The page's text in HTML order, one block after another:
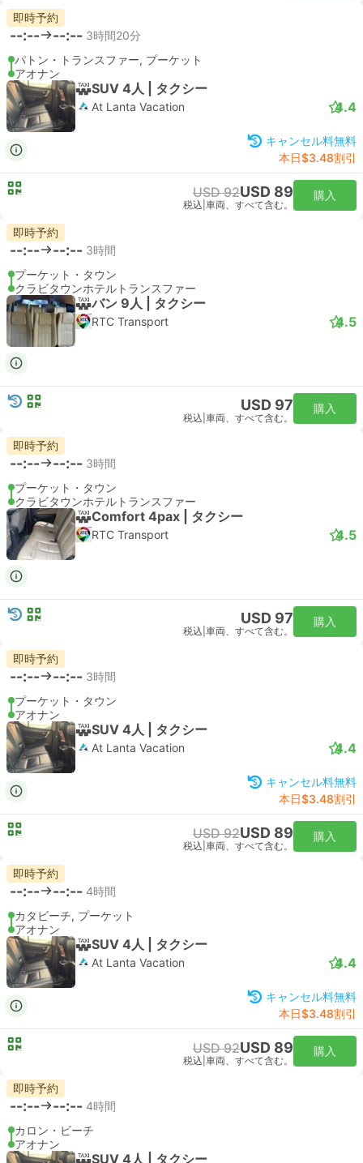
即時予約
--:-- --:-- 3時間20分
パトン・トランスファー, プーケット
アオナン
SUV 4人 | タクシー
At Lanta Vacation 4.4
キャンセル料無料
本日$3.48割引
USD 92USD 89
税込 車両、すべて含む。
購入
即時予約
--:-- --:-- 3時間
プーケット・タウン
クラビタウンホテルトランスファー
バン 9人 | タクシー
RTC Transport 4.5
USD 97
税込 車両、すべて含む。
購入
即時予約
--:-- --:-- 3時間
プーケット・タウン
クラビタウンホテルトランスファー
Comfort 4pax | タクシー
RTC Transport 4.5
USD 97
税込 車両、すべて含む。
購入
即時予約
--:-- --:-- 3時間
プーケット・タウン
アオナン
SUV 4人 | タクシー
At Lanta Vacation 4.4
キャンセル料無料
本日$3.48割引
USD 92USD 89
税込 車両、すべて含む。
購入
即時予約
--:-- --:-- 4時間
カタビーチ, プーケット
アオナン
SUV 4人 | タクシー
At Lanta Vacation 4.4
キャンセル料無料
本日$3.48割引
USD 92USD 89
税込 車両、すべて含む。
購入
即時予約
--:-- --:-- 4時間
カロン・ビーチ
アオナン
SUV 4人 | タクシー